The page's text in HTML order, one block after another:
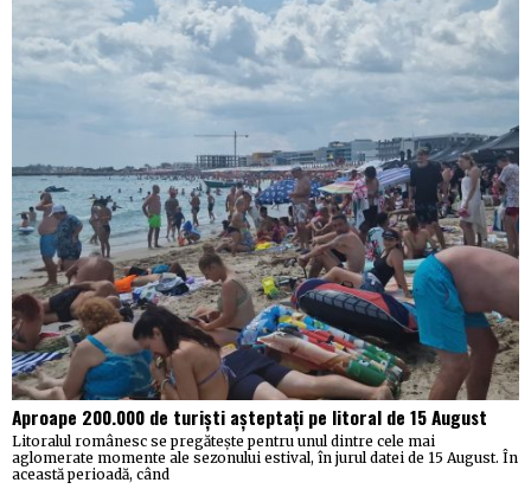
Aproape 200.000 de turiști așteptați pe litoral de 15 August
Litoralul românesc se pregătește pentru unul dintre cele mai
aglomerate momente ale sezonului estival, în jurul datei de 15 August. În
această perioadă, când